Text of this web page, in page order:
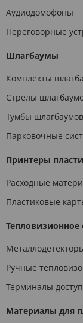
Аудиодомофоны
Переговорные
Шлагбаумы
Комплекты
Стрелы
Тумбы шлагбаумов
Парковочные
Принтеры
Расходные
Пластиковые
Тепловизионное
Ручные
Терминалы
Материалы для